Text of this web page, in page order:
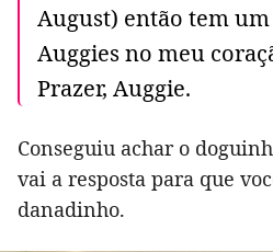
August) então tem
Auggies no meu
Prazer, Auggie.
Conseguiu achar o
vai a resposta para que
danadinho.